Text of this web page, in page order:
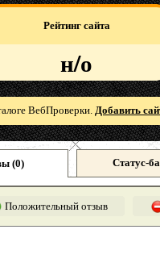
Рейтинг сайта
н/о
ВебПроверки.Добавить
(0) Статус-
Положительный отзыв